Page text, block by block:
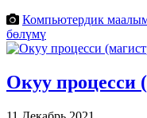
Компьютердик
бөлүмү
Окуу процесси